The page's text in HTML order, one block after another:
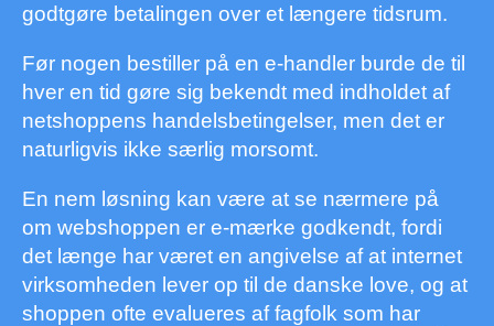
godtgøre betalingen over et længere tidsrum.
Før nogen bestiller på en e-handler burde de til
hver en tid gøre sig bekendt med indholdet af
netshoppens handelsbetingelser, men det er
naturligvis ikke særlig morsomt.
En nem løsning kan være at se nærmere på
om webshoppen er e-mærke godkendt, fordi
det længe har været en angivelse af at internet
virksomheden lever op til de danske love, og at
shoppen ofte evalueres af fagfolk som har